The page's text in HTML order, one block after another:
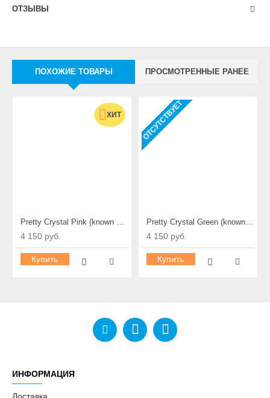
ОТЗЫВЫ
ПОХОЖИЕ ТОВАРЫ ПРОСМОТРЕННЫЕ РАНЕЕ
ХИТ
Pretty Crystal Pink (known as I.Fairy Super Crystal)
4 150 руб.
Купить
ОТСУТСТВУЕТ
Pretty Crystal Green (known as I.Fairy Super Crystal)
4 150 руб.
Купить
ИНФОРМАЦИЯ